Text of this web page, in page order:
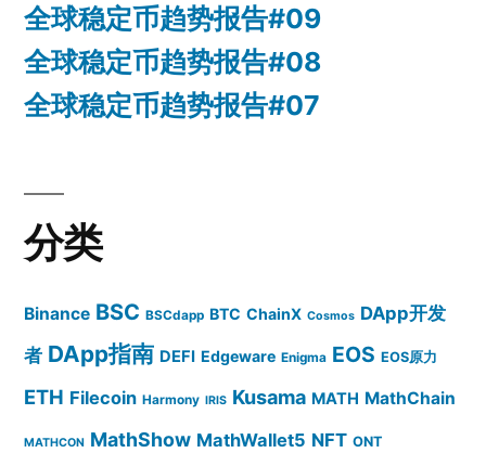
全球稳定币趋势报告#09
全球稳定币趋势报告#08
全球稳定币趋势报告#07
分类
Binance BSC BSCdapp BTC ChainX Cosmos DApp开发
者 DApp指南 DEFI Edgeware Enigma EOS EOS原力
ETH Filecoin Harmony IRIS Kusama MATH MathChain
MATHCON MathShow MathWallet5 NFT ONT